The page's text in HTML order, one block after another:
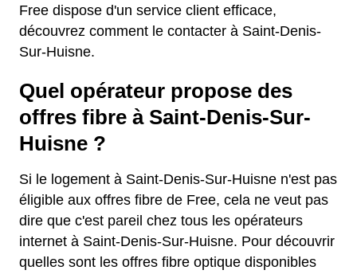
Free dispose d'un service client efficace,
découvrez comment le contacter à Saint-Denis-
Sur-Huisne.
Quel opérateur propose des
offres fibre à Saint-Denis-Sur-
Huisne ?
Si le logement à Saint-Denis-Sur-Huisne n'est pas
éligible aux offres fibre de Free, cela ne veut pas
dire que c'est pareil chez tous les opérateurs
internet à Saint-Denis-Sur-Huisne. Pour découvrir
quelles sont les offres fibre optique disponibles